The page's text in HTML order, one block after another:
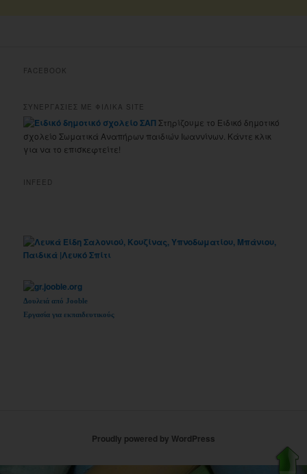
FACEBOOK
ΣΥΝΕΡΓΑΣΙΕΣ ΜΕ ΦΙΛΙΚΑ SITE
Στηρίζουμε το Ειδικό δημοτικό
σχολείο Σωματικά Αναπήρων παιδιών Ιωαννίνων. Κάντε κλικ
για να το επισκεφτείτε!
INFEED
Δουλειά από Jooble
Εργασία για εκπαιδευτικούς
Proudly powered by WordPress